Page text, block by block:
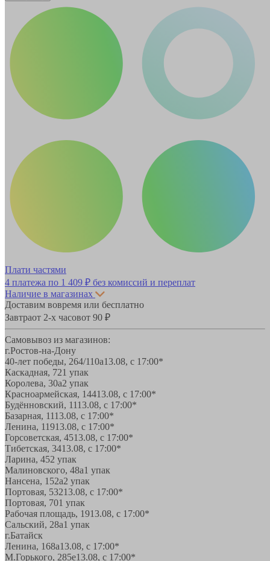
Плати частями
4 платежа по 1 409 ₽ без комиссий и переплат
Наличие в магазинах
Доставим вовремя или бесплатно
Завтраот 2-х часовот 90 ₽
Самовывоз из магазинов:
г.Ростов-на-Дону
40-лет победы, 264/110а13.08, с 17:00*
Каскадная, 721 упак
Королева, 30а2 упак
Красноармейская, 14413.08, с 17:00*
Будённовский, 1113.08, с 17:00*
Базарная, 1113.08, с 17:00*
Ленина, 11913.08, с 17:00*
Горсоветская, 4513.08, с 17:00*
Тибетская, 3413.08, с 17:00*
Ларина, 452 упак
Малиновского, 48а1 упак
Нансена, 152а2 упак
Портовая, 53213.08, с 17:00*
Портовая, 701 упак
Рабочая площадь, 1913.08, с 17:00*
Сальский, 28a1 упак
г.Батайск
Ленина, 168а13.08, с 17:00*
М.Горького, 285е13.08, с 17:00*